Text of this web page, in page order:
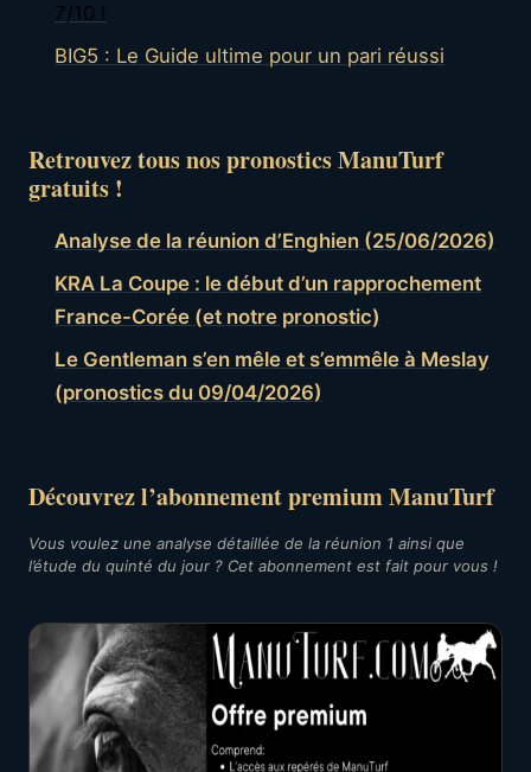
7/10 !
BIG5 : Le Guide ultime pour un pari réussi
Retrouvez tous nos pronostics ManuTurf
gratuits !
Analyse de la réunion d’Enghien (25/06/2026)
KRA La Coupe : le début d’un rapprochement
France-Corée (et notre pronostic)
Le Gentleman s’en mêle et s’emmêle à Meslay
(pronostics du 09/04/2026)
Découvrez l’abonnement premium ManuTurf
Vous voulez une analyse détaillée de la réunion 1 ainsi que
l’étude du quinté du jour ? Cet abonnement est fait pour vous !